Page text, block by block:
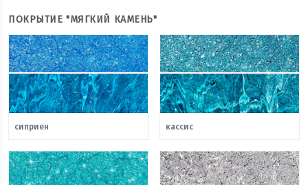
ПОКРЫТИЕ "МЯГКИЙ КАМЕНЬ"
сиприен кассис